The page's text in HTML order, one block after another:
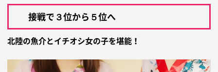
接戦で３位から５位へ
北陸の魚介とイチオシ女の子を堪能！